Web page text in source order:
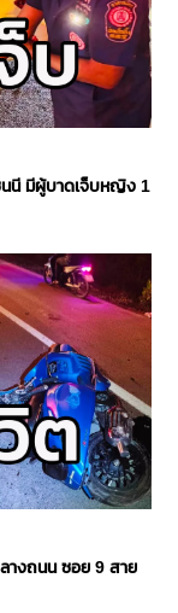
นี มีผู้บาดเจ็บหญิง 1
างถนน ซอย 9 สาย